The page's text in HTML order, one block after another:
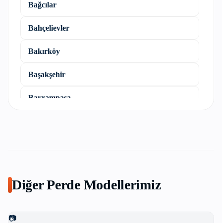
Bağcılar
Bahçelievler
Bakırköy
Başakşehir
Bayrampaşa
Beyoğlu
Diğer Perde Modellerimiz
📷